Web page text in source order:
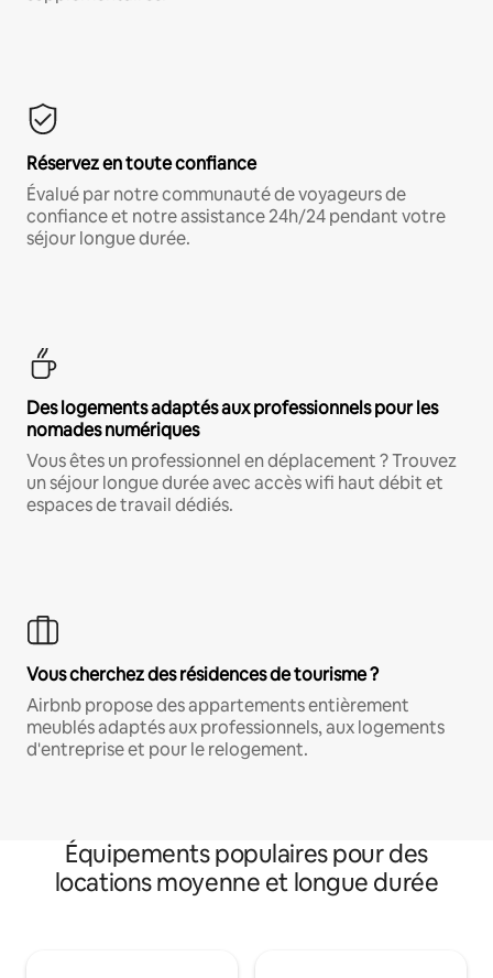
Réservez en toute confiance
Évalué par notre communauté de voyageurs de
confiance et notre assistance 24h/24 pendant votre
séjour longue durée.
Des logements adaptés aux professionnels pour les
nomades numériques
Vous êtes un professionnel en déplacement ? Trouvez
un séjour longue durée avec accès wifi haut débit et
espaces de travail dédiés.
Vous cherchez des résidences de tourisme ?
Airbnb propose des appartements entièrement
meublés adaptés aux professionnels, aux logements
d'entreprise et pour le relogement.
Équipements populaires pour des
locations moyenne et longue durée